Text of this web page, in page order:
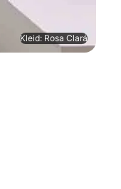
Kleid: Rosa Clará